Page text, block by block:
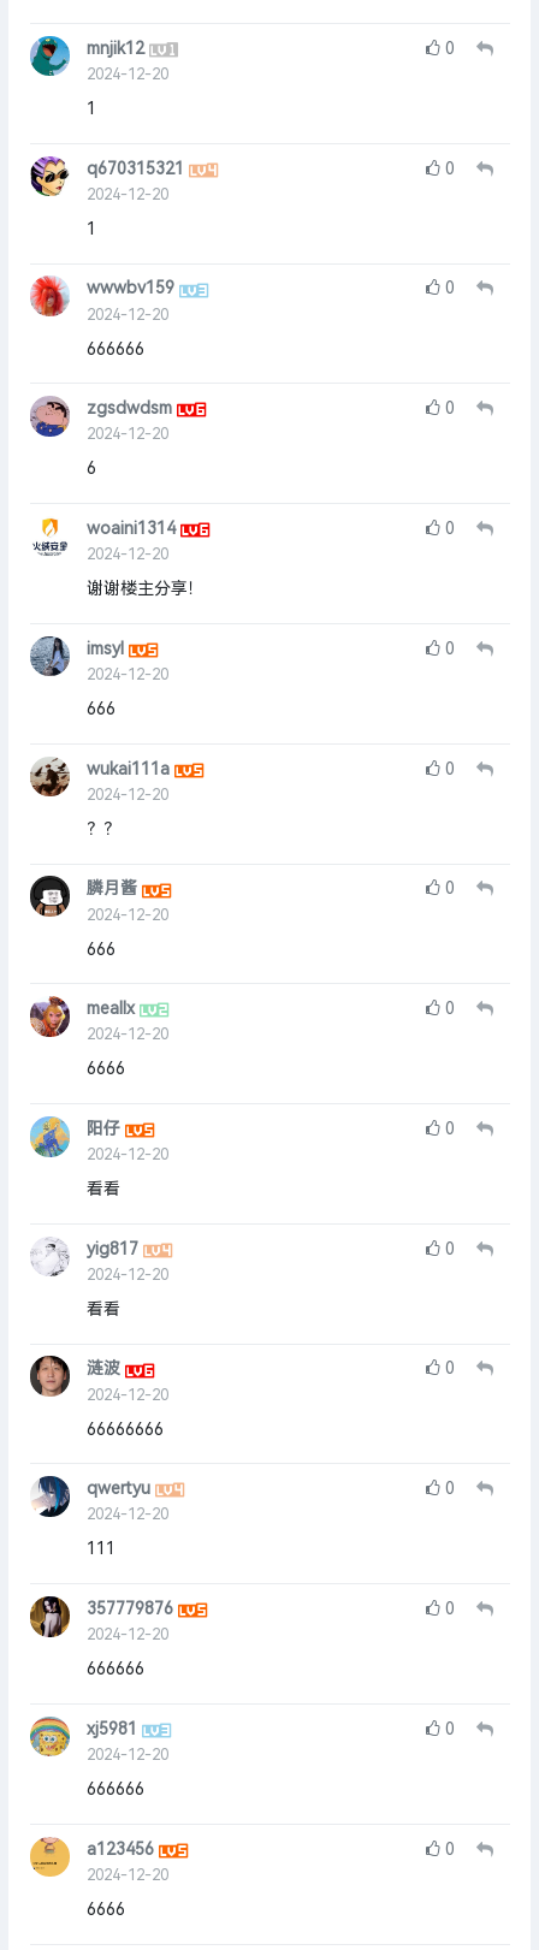
mnjik12
2024-12-20
0
1
q670315321
2024-12-20
0
1
wwwbv159
2024-12-20
0
666666
zgsdwdsm
2024-12-20
0
6
woaini1314
2024-12-20
0
谢谢楼主分享！
imsyl
2024-12-20
0
666
wukai111a
2024-12-20
0
？？
膦月酱
2024-12-20
0
666
meallx
2024-12-20
0
6666
阳仔
2024-12-20
0
看看
yig817
2024-12-20
0
看看
涟波
2024-12-20
0
66666666
qwertyu
2024-12-20
0
111
357779876
2024-12-20
0
666666
xj5981
2024-12-20
0
666666
a123456
2024-12-20
0
6666